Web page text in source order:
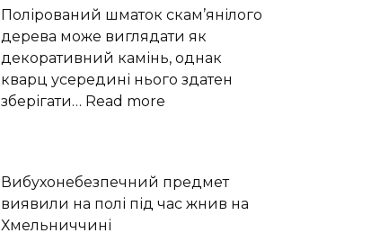
виробництво
вуглепластику
Полірований шматок скам’янілого
дерева може виглядати як
декоративний камінь, однак
кварц усередині нього здатен
зберігати… Read more
300
мільйонів
Вибухонебезпечний предмет
виявили на полі під час жнив на
Хмельниччині